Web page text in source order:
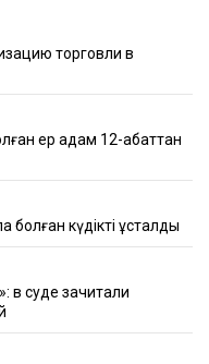
торговли в
ер адам 12-қабаттан
болған күдікті ұсталды
в суде зачитали